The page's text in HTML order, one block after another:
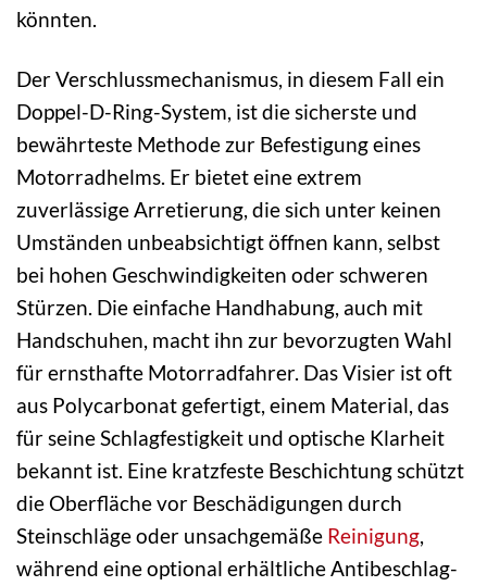
könnten.
Der Verschlussmechanismus, in diesem Fall ein
Doppel-D-Ring-System, ist die sicherste und
bewährteste Methode zur Befestigung eines
Motorradhelms. Er bietet eine extrem
zuverlässige Arretierung, die sich unter keinen
Umständen unbeabsichtigt öffnen kann, selbst
bei hohen Geschwindigkeiten oder schweren
Stürzen. Die einfache Handhabung, auch mit
Handschuhen, macht ihn zur bevorzugten Wahl
für ernsthafte Motorradfahrer. Das Visier ist oft
aus Polycarbonat gefertigt, einem Material, das
für seine Schlagfestigkeit und optische Klarheit
bekannt ist. Eine kratzfeste Beschichtung schützt
die Oberfläche vor Beschädigungen durch
Steinschläge oder unsachgemäße Reinigung
während eine optional erhältliche Antibeschlag-